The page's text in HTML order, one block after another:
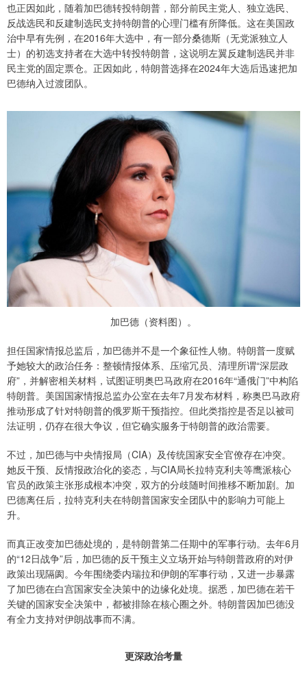
也正因如此，随着加巴德转投特朗普，部分前民主党人、独立选民、
反战选民和反建制选民支持特朗普的心理门槛有所降低。这在美国政
治中早有先例，在2016年大选中，有一部分桑德斯（无党派独立人
士‌）的初选支持者在大选中转投特朗普，这说明左翼反建制选民并非
民主党的固定票仓。正因如此，特朗普选择在2024年大选后迅速把加
巴德纳入过渡团队。
加巴德（资料图）。
担任国家情报总监后，加巴德并不是一个象征性人物。特朗普一度赋
予她较大的政治任务：整顿情报体系、压缩冗员、清理所谓“深层政
府”，并解密相关材料，试图证明奥巴马政府在2016年“通俄门”中构陷
特朗普。美国国家情报总监办公室在去年7月发布材料，称奥巴马政府
推动形成了针对特朗普的俄罗斯干预指控。但此类指控是否足以被司
法证明，仍存在很大争议，但它确实服务于特朗普的政治需要。
不过，加巴德与中央情报局（CIA）及传统国家安全官僚存在冲突。
她反干预、反情报政治化的姿态，与CIA局长拉特克利夫等鹰派核心
官员的政策主张形成根本冲突，双方的分歧随时间推移不断加剧。加
巴德离任后，拉特克利夫在特朗普国家安全团队中的影响力可能上
升。
而真正改变加巴德处境的，是特朗普第二任期中的军事行动。去年6月
的“12日战争”后，加巴德的反干预主义立场开始与特朗普政府的对伊
政策出现隔阂。今年围绕委内瑞拉和伊朗的军事行动，又进一步暴露
了加巴德在白宫国家安全决策中的边缘化处境。据悉，加巴德在若干
关键的国家安全决策中，都被排除在核心圈之外。特朗普因加巴德没
有全力支持对伊朗战事而不满。
更深政治考量